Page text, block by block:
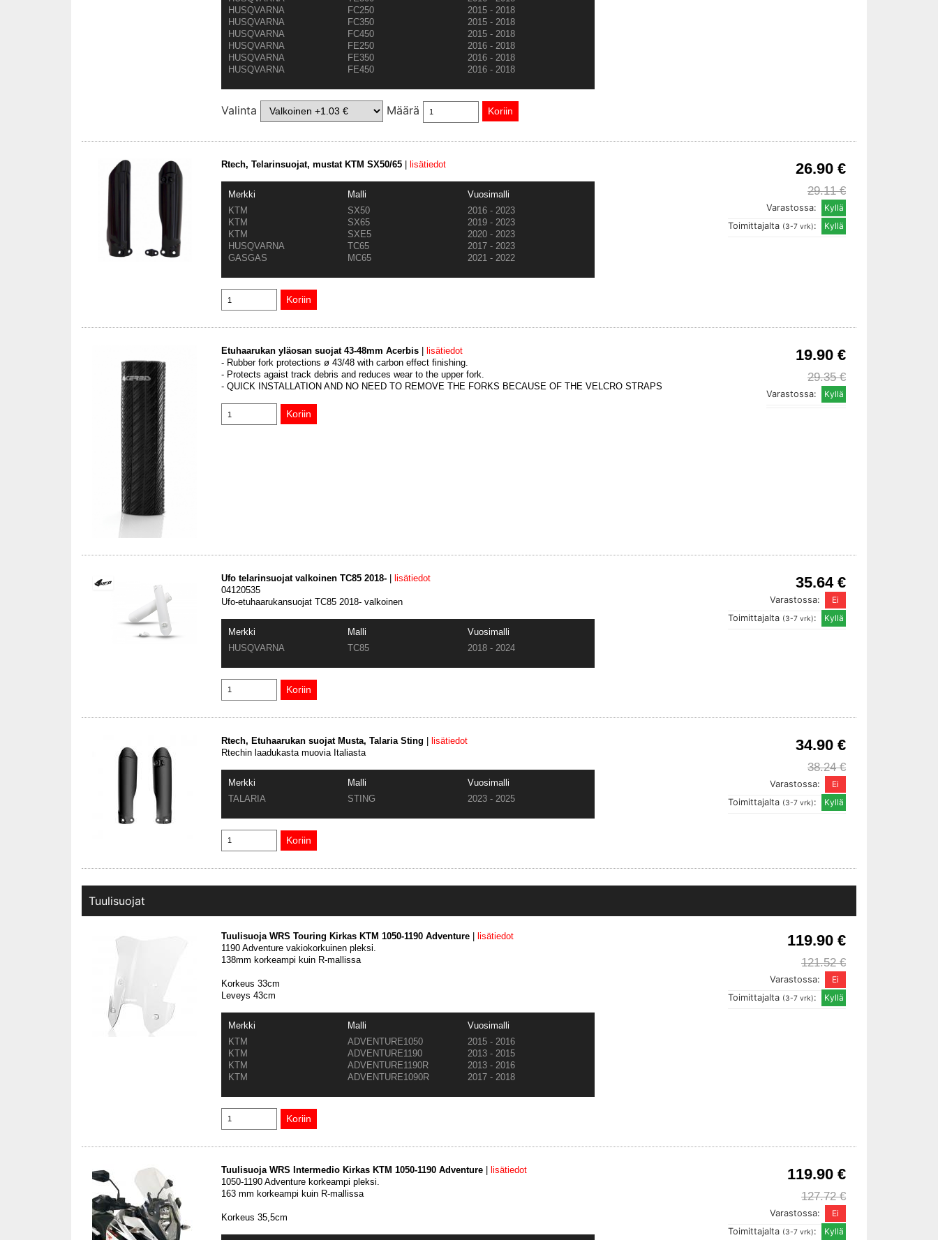
HUSQVARNA
FC250
2015 - 2018
HUSQVARNA
FC350
2015 - 2018
HUSQVARNA
FC450
2015 - 2018
HUSQVARNA
FE250
2016 - 2018
HUSQVARNA
FE350
2016 - 2018
HUSQVARNA
FE450 2016 - 2018
Valinta Määrä
26.90 €
29.11 €
Varastossa:
Toimittajalta (3-7 vrk):
Rtech, Telarinsuojat, mustat KTM SX50/65 lisätiedot
Merkki Malli
Vuosimalli
KTM
SX50
2016 - 2023
KTM
SX65
2019 - 2023
KTM
SXE5
2020 - 2023
HUSQVARNA
TC65
2017 - 2023
GASGAS
MC65 2021 - 2022
19.90 €
29.35 €
Varastossa:
Etuhaarukan yläosan suojat 43-48mm Acerbis
lisätiedot
- Rubber fork protections ø 43/48 with carbon effect finishing.
- Protects agaist track debris and reduces wear to the upper fork.
- QUICK INSTALLATION AND NO NEED TO REMOVE THE FORKS BECAUSE OF THE VELCRO STRAPS
35.64 €
Varastossa:
Toimittajalta (3-7 vrk):
Ufo telarinsuojat valkoinen TC85 2018-
lisätiedot
04120535
Ufo-etuhaarukansuojat TC85 2018- valkoinen
Merkki Malli
Vuosimalli
HUSQVARNA
TC85 2018 - 2024
34.90 €
38.24 €
Varastossa:
Toimittajalta (3-7 vrk):
Rtech, Etuhaarukan suojat Musta, Talaria Sting
lisätiedot
Rtechin laadukasta muovia Italiasta
Merkki Malli
Vuosimalli
TALARIA
STING 2023 - 2025
Tuulisuojat
119.90 €
121.52 €
Varastossa:
Toimittajalta (3-7 vrk):
Tuulisuoja WRS Touring Kirkas KTM 1050-1190 Adventure
lisätiedot
1190 Adventure vakiokorkuinen pleksi.
138mm korkeampi kuin R-mallissa
Korkeus 33cm
Leveys 43cm
Merkki Malli
Vuosimalli
KTM
ADVENTURE1050
2015 - 2016
KTM
ADVENTURE1190
2013 - 2015
KTM
ADVENTURE1190R
2013 - 2016
KTM
ADVENTURE1090R 2017 - 2018
119.90 €
127.72 €
Varastossa:
Toimittajalta (3-7 vrk):
Tuulisuoja WRS Intermedio Kirkas KTM 1050-1190 Adventure
lisätiedot
1050-1190 Adventure korkeampi pleksi.
163 mm korkeampi kuin R-mallissa
Korkeus 35,5cm